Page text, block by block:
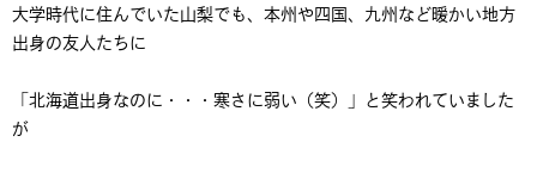
大学時代に住んでいた山梨でも、本州や四国、九州など暖かい地方
出身の友人たちに
「北海道出身なのに・・・寒さに弱い（笑）」と笑われていました
が